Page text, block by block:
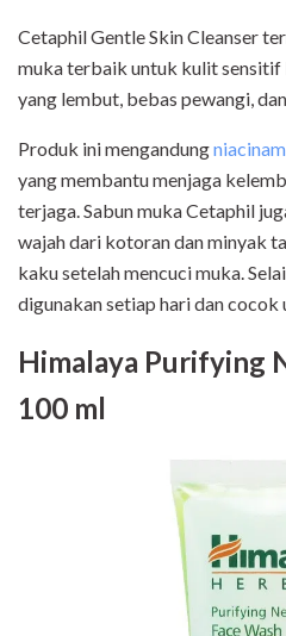
Cetaphil Gentle Skin Cleanser
muka terbaik untuk kulit
yang lembut, bebas pewangi,
Produk ini mengandung
yang membantu menjaga
terjaga. Sabun muka Cetaphil
wajah dari kotoran dan minyak
kaku setelah mencuci muka.
digunakan setiap hari dan
Himalaya Purifying
100 ml